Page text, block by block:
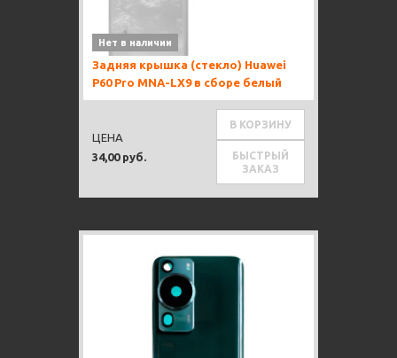
Нет в наличии
Задняя крышка (стекло) Huawei
P60 Pro MNA-LX9 в сборе белый
34,00 руб.
ЦЕНА
В КОРЗИНУ
БЫСТРЫЙ
ЗАКАЗ